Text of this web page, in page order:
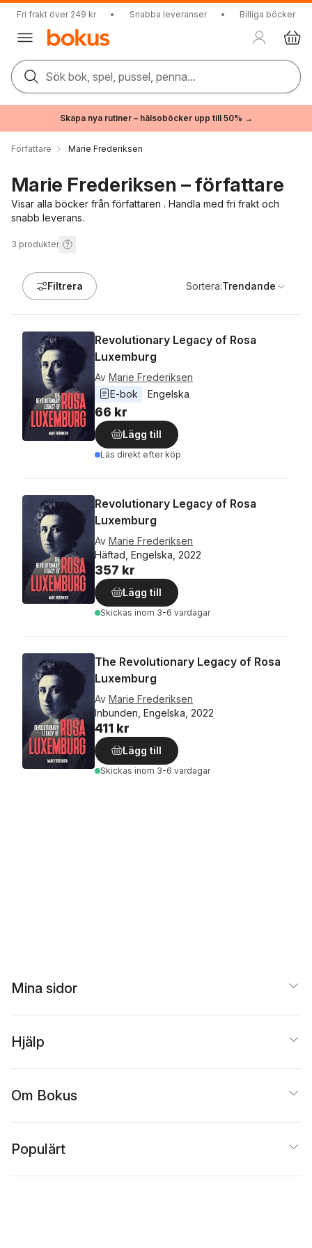
Fri frakt över 249 kr • Snabba leveranser • Billiga böcker
Sök bok, spel, pussel, penna...
Skapa nya rutiner – hälsoböcker upp till 50% →
Författare Marie Frederiksen
Marie Frederiksen – författare
Visar alla böcker från författaren . Handla med fri frakt och
snabb leverans.
3 produkter
Filtrera Sortera:Trendande
Revolutionary Legacy of Rosa
Luxemburg
Av Marie Frederiksen
E-bok
Engelska
66 kr
Lägg till
Läs direkt efter köp
Revolutionary Legacy of Rosa
Luxemburg
Av Marie Frederiksen
Häftad, Engelska, 2022
357 kr
Lägg till
Skickas inom 3-6 vardagar
The Revolutionary Legacy of Rosa
Luxemburg
Av Marie Frederiksen
Inbunden, Engelska, 2022
411 kr
Lägg till
Skickas inom 3-6 vardagar
Mina sidor
Hjälp
Om Bokus
Populärt